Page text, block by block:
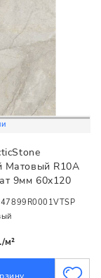
Матовый R10A
9мм 60x120
м²